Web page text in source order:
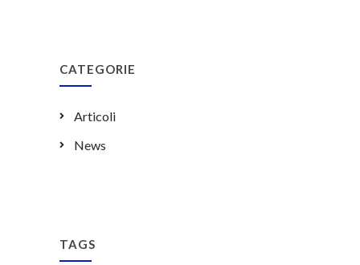
CATEGORIE
Articoli
News
TAGS